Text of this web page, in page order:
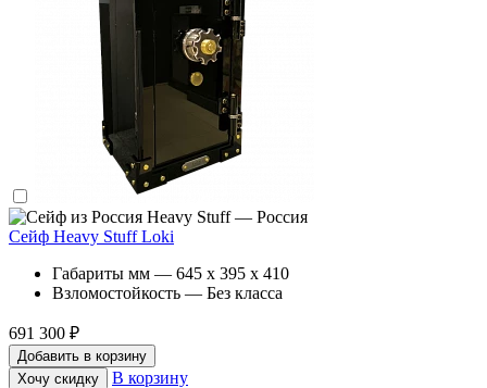
Heavy Stuff — Россия
Сейф Heavy Stuff Loki
Габариты мм — 645 x 395 x 410
Взломостойкость — Без класса
691 300 ₽
Добавить в корзину
Хочу скидку
В корзину